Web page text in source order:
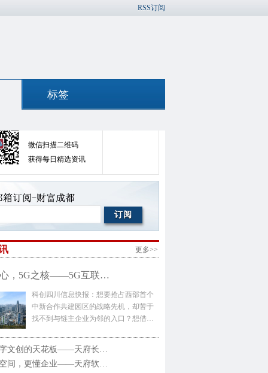
RSS订阅
标签
微信扫描二维码
获得每日精选资讯
更多>>
，5G之核——5G互联…
科创四川信息快报：想要抢占西部首个
中新合作共建园区的战略先机，却苦于
找不到与链主企业为邻的入口？想借…
文创的天花板——天府长…
间，更懂企业——天府软…